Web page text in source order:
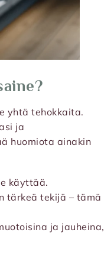
yhtä tehokkaita.
ja
huomiota ainakin
käyttää.
tärkeä tekijä – tämä
ja jauheina,